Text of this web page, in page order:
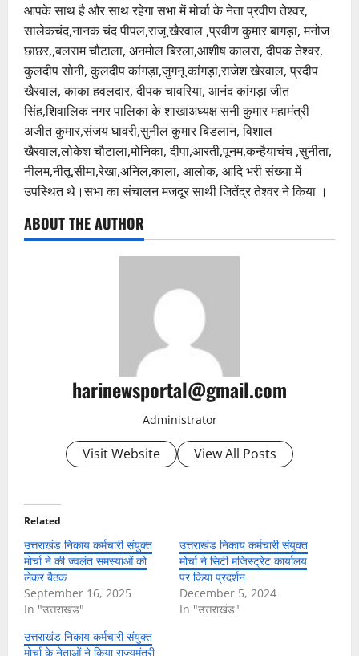
आपके साथ है और साथ रहेगा सभा में मोर्चा के नेता प्रवीण तेश्वर,
सालेकचंद,नानक चंद पीपल,राजू खैरवाल ,प्रवीण कुमार बागड़ा, मनोज
छाछर,,बलराम चौटाला, अनमोल बिरला,आशीष कालरा, दीपक तेश्वर,
कुलदीप सोनी, कुलदीप कांगड़ा,जुगनू कांगड़ा,राजेश खेरवाल, प्रदीप
खैरवाल, काका हवलदार, दीपक चावरिया, आनंद कांगड़ा जीत
सिंह,शिवालिक नगर पालिका के शाखाअध्यक्ष सनी कुमार महामंत्री
अजीत कुमार,संजय घावरी,सुनील कुमार बिडलान, विशाल
खैरवाल,लोकेश चौटाला,मोनिका, दीपा,आरती,पूनम,कन्हैयाचंच ,सुनीता,
नीलम,नीतू,सीमा,रेखा,अनिल,काला, आलोक, आदि भरी संख्या में
उपस्थित थे।सभा का संचालन मजदूर साथी जितेंद्र तेश्वर ने किया ।
ABOUT THE AUTHOR
harinewsportal@gmail.com
Administrator
Visit Website View All Posts
Related
उत्तराखंड निकाय कर्मचारी संयुक्त
मोर्चा ने की ज्वलंत समस्याओं को
लेकर बैठक
September 16, 2025
In "उत्तराखंड"
उत्तराखंड निकाय कर्मचारी संयुक्त
मोर्चा ने सिटी मजिस्ट्रेट कार्यालय
पर किया प्रदर्शन
December 5, 2024
In "उत्तराखंड"
उत्तराखंड निकाय कर्मचारी संयुक्त
मोर्चा के नेताओं ने किया राज्यमंत्री